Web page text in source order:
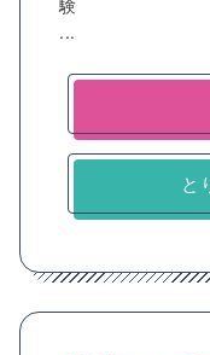
験
...
と